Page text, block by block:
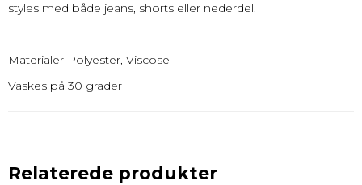
styles med både jeans, shorts eller nederdel.
Materialer Polyester, Viscose
Vaskes på 30 grader
Relaterede produkter